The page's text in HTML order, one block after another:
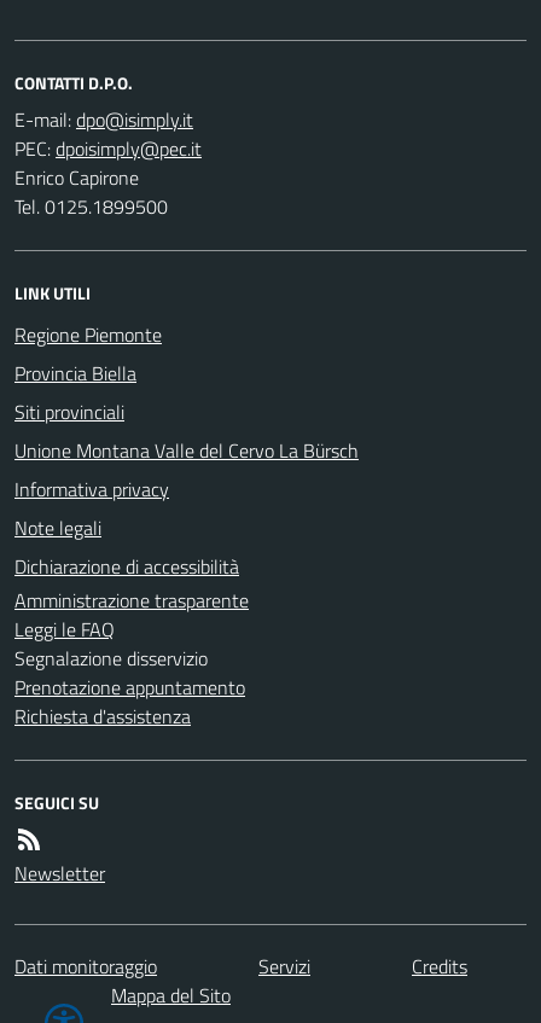
CONTATTI D.P.O.
E-mail:
PEC:
Enrico Capirone
Tel. 0125.1899500
LINK UTILI
Regione Piemonte
Provincia Biella
Siti provinciali
Unione Montana Valle del Cervo La Bürsch
Informativa privacy
Note legali
Dichiarazione di accessibilità
Amministrazione trasparente
Leggi le FAQ
Segnalazione disservizio
Prenotazione appuntamento
Richiesta d'assistenza
SEGUICI SU
Newsletter
Dati monitoraggio Servizi
Credits
Mappa del Sito